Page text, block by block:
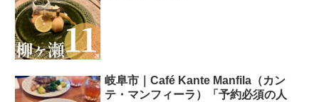
岐阜市｜Café Kante Manfila（カン
テ・マンフィーラ）「予約必須の人